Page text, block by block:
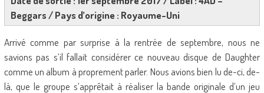
Beggars / Pays d’origine : Royaume-Uni
Arrivé comme par surprise à la rentrée de septembre, nous ne
savions pas s’il fallait considérer ce nouveau disque de Daughter
comme un album à proprement parler. Nous avions bien lu de-ci, de-
là, que le groupe s’apprêtait à réaliser la bande originale d’un jeu